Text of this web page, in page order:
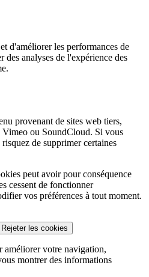
d'améliorer les performances de
analyses de l'expérience des
provenant de sites web tiers,
ou SoundCloud. Si vous
de supprimer certaines
peut avoir pour conséquence
cessent de fonctionner
vos préférences à tout moment.
Rejeter les cookies
améliorer votre navigation,
montrer des informations